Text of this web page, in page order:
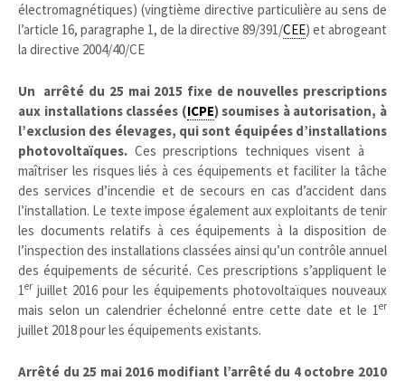
électromagnétiques) (vingtième directive particulière au sens de
l’article 16, paragraphe 1, de la directive 89/391/CEE) et abrogeant
la directive 2004/40/CE
Un arrêté du 25 mai 2015 fixe de nouvelles prescriptions
aux installations classées (ICPE) soumises à autorisation, à
l’exclusion des élevages, qui sont équipées d’installations
photovoltaïques. Ces prescriptions techniques visent à
maîtriser les risques liés à ces équipements et faciliter la tâche
des services d’incendie et de secours en cas d’accident dans
l’installation. Le texte impose également aux exploitants de tenir
les documents relatifs à ces équipements à la disposition de
l’inspection des installations classées ainsi qu’un contrôle annuel
des équipements de sécurité. Ces prescriptions s’appliquent le
1er juillet 2016 pour les équipements photovoltaïques nouveaux
mais selon un calendrier échelonné entre cette date et le 1er
juillet 2018 pour les équipements existants.
Arrêté du 25 mai 2016 modifiant l’arrêté du 4 octobre 2010